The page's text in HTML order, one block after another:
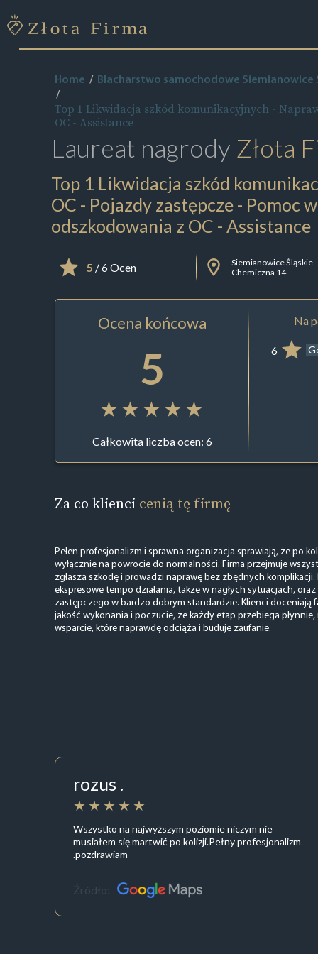
Home Blacharstwo samochodowe Siemianowice
Top 1 Likwidacja szkód komunikacyjnych -
OC - Assistance
Laureat nagrody Złota
Top 1 Likwidacja szkód
OC - Pojazdy zastępcze - Pomoc
odszkodowania z OC - Assistance
5 / 6 Ocen
Siemianowice Śląskie
Chemiczna 14
Ocena końcowa
5
Całkowita liczba ocen: 6
Na
6
Za co klienci cenią tę firmę
Pełen profesjonalizm i sprawna organizacja sprawiają, że po
wyłącznie na powrocie do normalności. Firma przejmuje
zgłasza szkodę i prowadzi naprawę bez zbędnych
ekspresowe tempo działania, także w nagłych sytuacjach,
zastępczego w bardzo dobrym standardzie. Klienci doceniają
jakość wykonania i poczucie, że każdy etap przebiega płynnie,
wsparcie, które naprawdę odciąża i buduje zaufanie.
rozus .
Wszystko na najwyższym poziomie niczym nie
musiałem się martwić po kolizji.Pełny profesjonalizm
.pozdrawiam
Źródło: